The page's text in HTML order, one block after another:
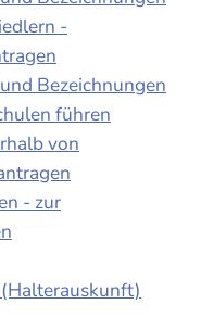
-
Bezeichnungen
führen
von
- zur